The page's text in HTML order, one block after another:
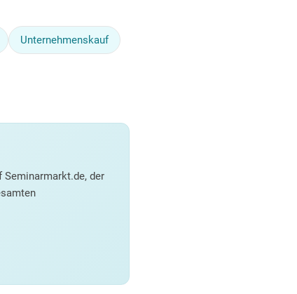
Unternehmenskauf
Seminarmarkt.de, der